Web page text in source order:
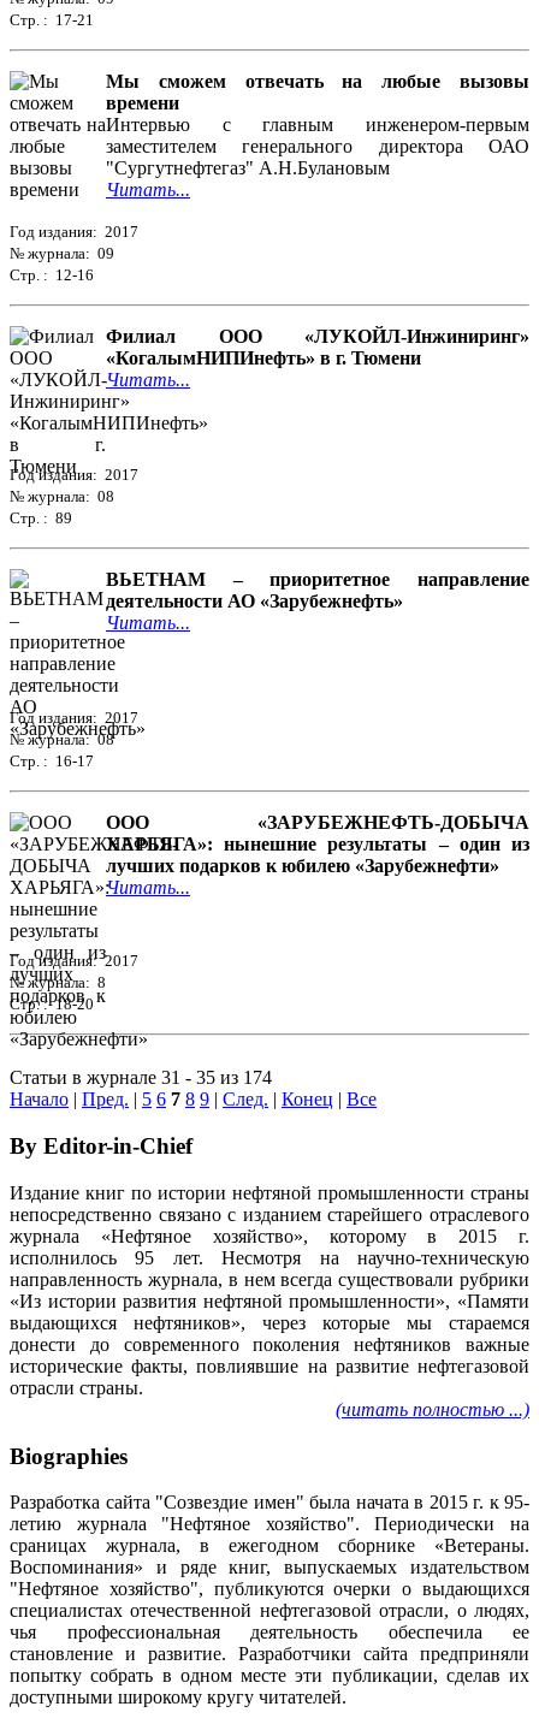
Стр. : 17-21
Мы сможем отвечать на любые вызовы
времени
Интервью с главным инженером-первым
заместителем генерального директора ОАО
"Сургутнефтегаз" А.Н.Булановым
Читать...
Год издания: 2017
№ журнала: 09
Стр. : 12-16
Филиал ООО «ЛУКОЙЛ-Инжиниринг»
«КогалымНИПИнефть» в г. Тюмени
Читать...
Год издания: 2017
№ журнала: 08
Стр. : 89
ВЬЕТНАМ – приоритетное направление
деятельности АО «Зарубежнефть»
Читать...
Год издания: 2017
№ журнала: 08
Стр. : 16-17
ООО «ЗАРУБЕЖНЕФТЬ-ДОБЫЧА
ХАРЬЯГА»: нынешние результаты – один из
лучших подарков к юбилею «Зарубежнефти»
Читать...
Год издания: 2017
№ журнала: 8
Стр. : 18-20
Статьи в журнале 31 - 35 из 174
Начало | Пред. | 5 6 7 8 9 | След. | Конец | Все
By Editor-in-Chief
Издание книг по истории нефтяной промышленности страны
непосредственно связано с изданием старейшего отраслевого
журнала «Нефтяное хозяйство», которому в 2015 г.
исполнилось 95 лет. Несмотря на научно-техническую
направленность журнала, в нем всегда существовали рубрики
«Из истории развития нефтяной промышленности», «Памяти
выдающихся нефтяников», через которые мы стараемся
донести до современного поколения нефтяников важные
исторические факты, повлиявшие на развитие нефтегазовой
отрасли страны.
(читать полностью ...)
Biographies
Разработка сайта "Созвездие имен" была начата в 2015 г. к 95-
летию журнала "Нефтяное хозяйство". Периодически на
сраницах журнала, в ежегодном сборнике «Ветераны.
Воспоминания» и ряде книг, выпускаемых издательством
"Нефтяное хозяйство", публикуются очерки о выдающихся
специалистах отечественной нефтегазовой отрасли, о людях,
чья профессиональная деятельность обеспечила ее
становление и развитие. Разработчики сайта предприняли
попытку собрать в одном месте эти публикации, сделав их
доступными широкому кругу читателей.